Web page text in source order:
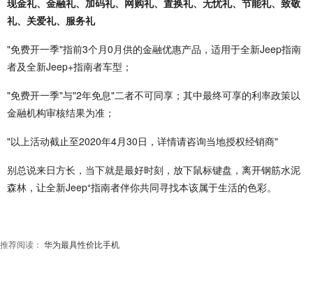
现金礼、金融礼、加码礼、网购礼、置换礼、无忧礼、节能礼、致敬
礼、关爱礼、服务礼
"免费开一季"指前3个月0月供的金融优惠产品，适用于全新Jeep指南
者及全新Jeep+指南者车型；
"免费开一季"与"2年免息"二者不可同享；其中最终可享的利率政策以
金融机构审核结果为准；
"以上活动截止至2020年4月30日，详情请咨询当地授权经销商"
别总说来日方长，当下就是最好时刻，放下鼠标键盘，离开钢筋水泥
森林，让全新Jeep⁺指南者伴你共同寻找本该属于生活的色彩。
推荐阅读： 华为最具性价比手机